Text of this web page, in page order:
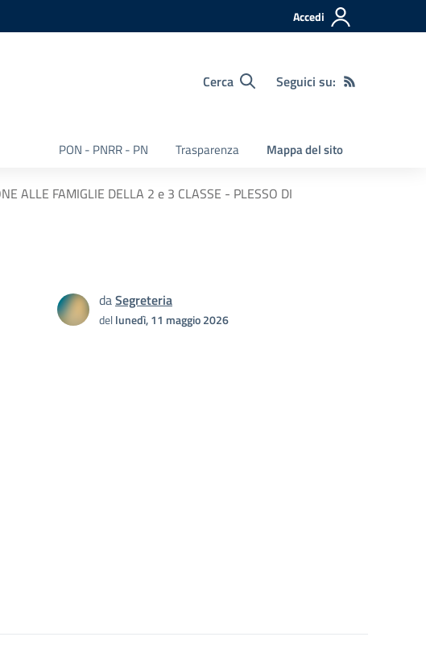
Accedi
Cerca Seguici su:
PON - PNRR - PN Trasparenza Mappa del sito
ALLE FAMIGLIE DELLA 2 e 3 CLASSE - PLESSO DI
daSegreteria
dellunedì, 11 maggio 2026